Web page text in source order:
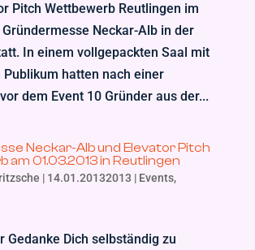
Pitch Wettbewerb Reutlingen im
Neckar-Alb in der
In einem vollgepackten Saal mit
hatten nach einer
dem Event 10 Gründer aus der...
Neckar-Alb und Elevator Pitch
am 01.03.2013 in Reutlingen
| 14.01.20132013 | Events,
Gedanke Dich selbständig zu